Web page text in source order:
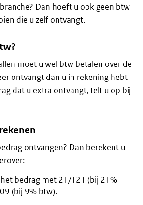
Dan hoeft u ook geen btw
die u zelf ontvangt.
moet u wel btw betalen over de
ontvangt dan u in rekening hebt
dat u extra ontvangt, telt u op bij
ontvangen? Dan berekent u
bedrag met 21/121 (bij 21%
(bij 9% btw).